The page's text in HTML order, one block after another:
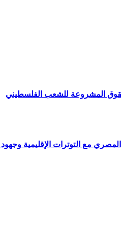
المشروعة للشعب الفلسطيني
مع التوترات الإقليمية